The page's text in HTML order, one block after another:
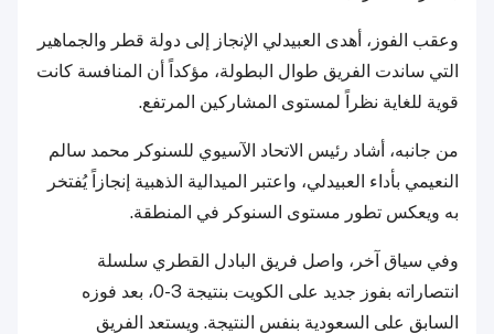
وعقب الفوز، أهدى العبيدلي الإنجاز إلى دولة قطر والجماهير
التي ساندت الفريق طوال البطولة، مؤكداً أن المنافسة كانت
قوية للغاية نظراً لمستوى المشاركين المرتفع.
من جانبه، أشاد رئيس الاتحاد الآسيوي للسنوكر محمد سالم
النعيمي بأداء العبيدلي، واعتبر الميدالية الذهبية إنجازاً يُفتخر
به ويعكس تطور مستوى السنوكر في المنطقة.
وفي سياق آخر، واصل فريق البادل القطري سلسلة
انتصاراته بفوز جديد على الكويت بنتيجة 3-0، بعد فوزه
السابق على السعودية بنفس النتيجة. ويستعد الفريق